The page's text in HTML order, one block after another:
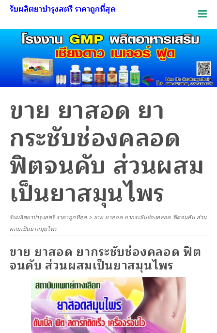
รับผลิตยาบำรุงสตรี ราคาถูกที่สุด
ขาย ยาสอด ยา
กระชับช่องคลอด
ฟิตจนคับ ส่วนผสม
เป็นยาสมุนไพร
รับผลิตยาบำรุงสตรี ราคาถูกที่สุด > ขาย ยาสอด ยากระชับช่องคลอด ฟิตจนคับ ส่วน
ผสมเป็นยาสมุนไพร
ขาย ยาสอด ยากระชับช่องคลอด ฟิต
จนคับ ส่วนผสมเป็นยาสมุนไพร